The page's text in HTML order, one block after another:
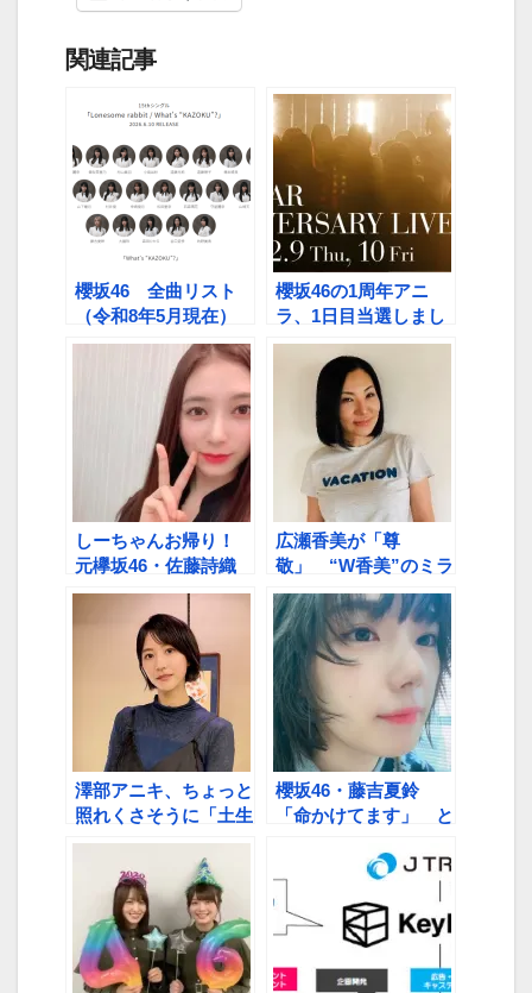
関連記事
櫻坂46 全曲リスト
（令和8年5月現在）
櫻坂46の1周年アニ
ラ、1日目当選しまし
た！
しーちゃんお帰り！
元欅坂46・佐藤詩織
さん、インスタと
Twitterに降臨「恩返
しを始めたいなと」
広瀬香美が「尊
敬」 “W香美”のミラ
クルひかるへ感謝コメ
ント
澤部アニキ、ちょっと
照れくさそうに「土生
ちゃん」呼び
櫻坂46・藤吉夏鈴
「命かけてます」 と
すね、櫻坂を」には
さい」